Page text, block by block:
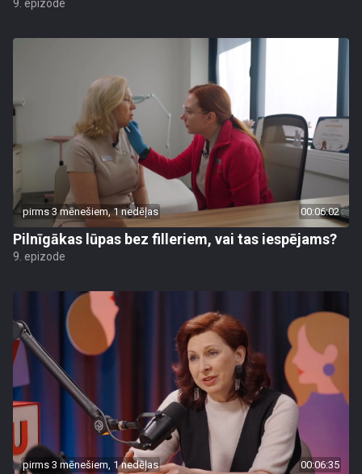
9. epizode
pirms 3 mēnešiem, 1 nedēļas 00:06:02
Pilnīgākas lūpas bez filleriem, vai tas iespējams?
9. epizode
pirms 3 mēnešiem, 1 nedēļas 00:06:35